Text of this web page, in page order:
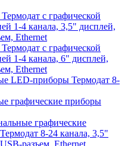
с графической
1-4 канала, 3,5" дисплей,
Ethernet
с графической
1-4 канала, 6" дисплей,
Ethernet
LED-приборы Термодат 8-
графические приборы
графические
8-24 канала, 3,5"
разъем, Ethernet